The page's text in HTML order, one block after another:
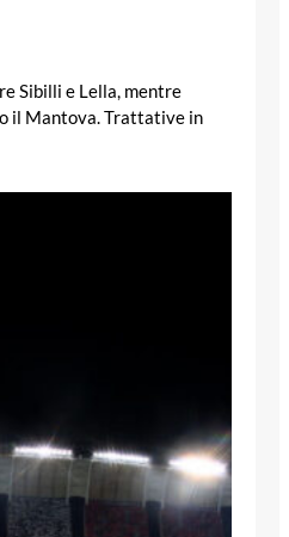
Sibilli e Lella, mentre
il Mantova. Trattative in